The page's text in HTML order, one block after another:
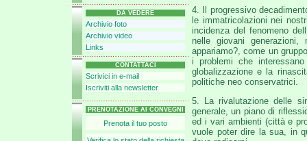
DA VEDERE
Archivio foto
Archivio video
Links
CONTATTACI
Scrivici in e-mail
Iscriviti alla newsletter
PRENOTAZIONE AI CONVEGNI
Prenota il tuo posto
4. Il progressivo
le immatricolazioni nei
incidenza del fenomeno
nelle giovani generazioni,
appariamo?, come un
i problemi che
globalizzazione e la
politiche neo conservatrici.
5. La rivalutazione delle
generale, un piano di
ed i vari ambienti (città e
vuole poter dire la sua, in